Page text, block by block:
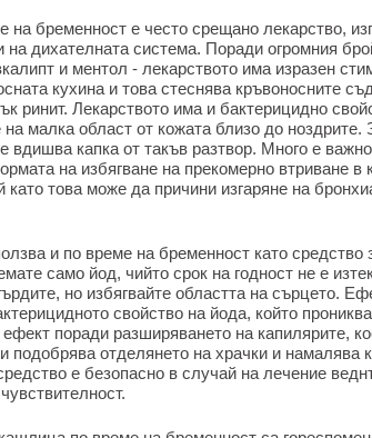
на бременност е често срещано лекарство,
на дихателната система. Поради огромния
и ментол - лекарството има изразен
кухина и това стеснява кръвоносните
ринит. Лекарството има и бактерицидно
малка област от кожата близо до ноздрите.
капка от такъв разтвор. Много е
на избягване на прекомерно втриване в
като това може да причини изгаряне на
и по време на бременност като средство
само йод, чийто срок на годност не е
но избягвайте областта на сърцето.
свойство на йода, който
поради разширяването на капилярите,
подобрява отделянето на храчки и намалява
е безопасно в случай на лечение